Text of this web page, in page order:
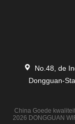
No.48, de
Dongguan-
China Goede
2026 DONGGUAN